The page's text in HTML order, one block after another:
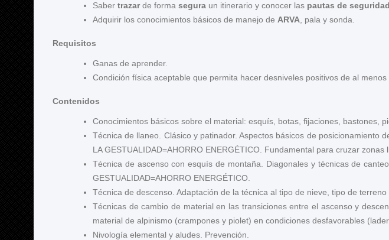
Saber trazarde forma segura un itinerario y conocer las pautas de seguridad
Adquirir los conocimientos básicos de manejo de ARVA , pala y sonda.
Requisitos
Ganas de aprender.
Condición física aceptable que permita hacer desniveles positivos de al menos
Contenidos
Conocimientos básicos sobre el material: esquís, botas, fijaciones, bastones,
Técnica de llaneo. Clásico y patinador. Aspectos básicos de posicionamiento
LA GESTUALIDAD=AHORRO ENERGÉTICO. Fundamental para cruzar zonas
Técnica de ascenso con esquís de montaña. Diagonales y técnicas de
GESTUALIDAD=AHORRO ENERGÉTICO.
Técnica de descenso. Adaptación de la técnica al tipo de nieve, tipo de
Técnicas de cambio de material en las transiciones entre el ascenso y
material de alpinismo (crampones y piolet) en condiciones desfavorables
Nivología elemental y aludes. Prevención.